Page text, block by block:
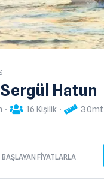
Hatun
16 Kişilik 30mt
BAŞLAYAN FIYATLARLA